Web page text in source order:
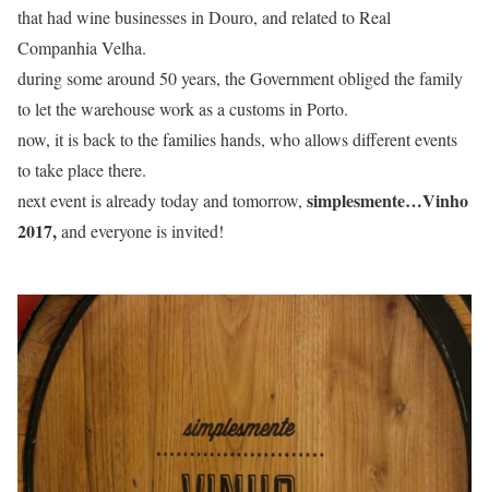
that had wine businesses in Douro, and related to Real
Companhia Velha.
during some around 50 years, the Government obliged the family
to let the warehouse work as a customs in Porto.
now, it is back to the families hands, who allows different events
to take place there.
next event is already today and tomorrow, simplesmente…Vinho
2017,and everyone is invited!